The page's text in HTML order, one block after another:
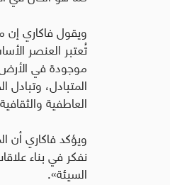
ويقول فاكاري إن
تُعتبر العنصر
موجودة في الأرض
المتبادل،
العاطفية
ويؤكد فاكاري أن
نفكر في بناء
السيئة».